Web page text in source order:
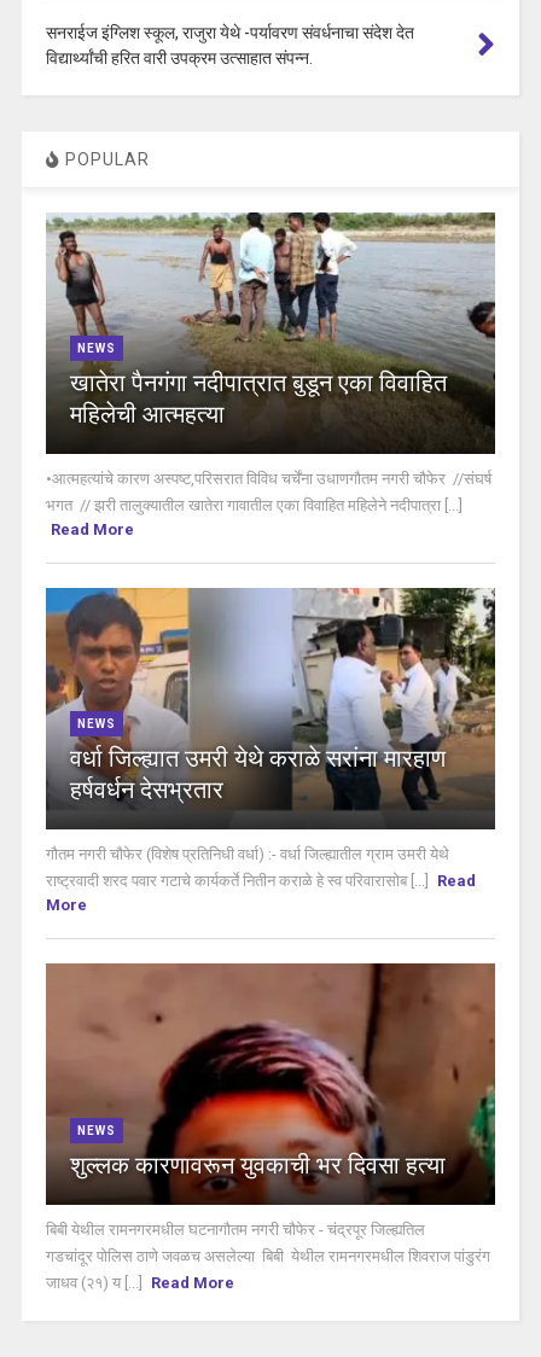
सनराईज इंग्लिश स्कूल, राजुरा येथे -पर्यावरण संवर्धनाचा संदेश देत
विद्यार्थ्यांची हरित वारी उपक्रम उत्साहात संपन्न.
POPULAR
NEWS
खातेरा पैनगंगा नदीपात्रात बुडून एका विवाहित
महिलेची आत्महत्या
•आत्महत्यांचे कारण अस्पष्ट,परिसरात विविध चर्चेंना उधाणगौतम नगरी चौफेर //संघर्ष
भगत // झरी तालुक्यातील खातेरा गावातील एका विवाहित महिलेने नदीपात्रा [...]
Read More
NEWS
वर्धा जिल्ह्यात उमरी येथे कराळे सरांना मारहाण
हर्षवर्धन देसभ्रतार
गौतम नगरी चौफेर (विशेष प्रतिनिधी वर्धा) :- वर्धा जिल्ह्यातील ग्राम उमरी येथे
राष्ट्रवादी शरद पवार गटाचे कार्यकर्ते नितीन कराळे हे स्व परिवारासोब [...]
Read
More
NEWS
शुल्लक कारणावरून युवकाची भर दिवसा हत्या
बिबी येथील रामनगरमधील घटनागौतम नगरी चौफेर - चंद्रपूर जिल्ह्यतिल
गडचांदूर पोलिस ठाणे जवळच असलेल्या बिबी येथील रामनगरमधील शिवराज पांडुरंग
जाधव (२१) य [...]
Read More